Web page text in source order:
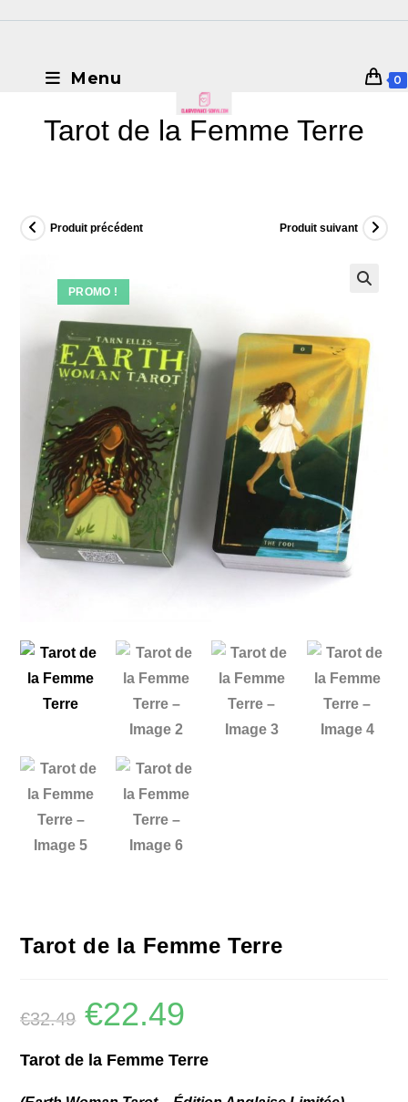
Menu 0
Tarot de la Femme Terre
PROMO !
Produit précédent Produit suivant
Tarot de la Femme Terre
€32.49 €22.49
Tarot de la Femme Terre